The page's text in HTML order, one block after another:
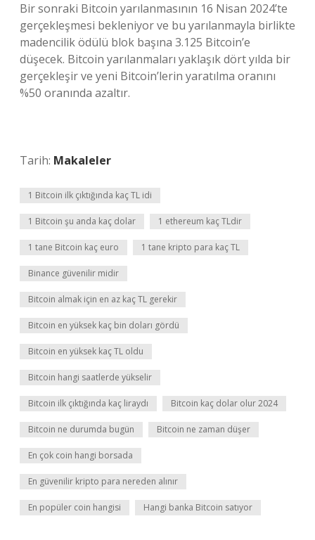
Bir sonraki Bitcoin yarılanmasının 16 Nisan 2024’te
gerçekleşmesi bekleniyor ve bu yarılanmayla birlikte
madencilik ödülü blok başına 3.125 Bitcoin’e
düşecek. Bitcoin yarılanmaları yaklaşık dört yılda bir
gerçekleşir ve yeni Bitcoin’lerin yaratılma oranını
%50 oranında azaltır.
Tarih: Makaleler
1 Bitcoin ilk çıktığında kaç TL idi
1 Bitcoin şu anda kaç dolar 1 ethereum kaç TLdir
1 tane Bitcoin kaç euro 1 tane kripto para kaç TL
Binance güvenilir midir
Bitcoin almak için en az kaç TL gerekir
Bitcoin en yüksek kaç bin doları gördü
Bitcoin en yüksek kaç TL oldu
Bitcoin hangi saatlerde yükselir
Bitcoin ilk çıktığında kaç liraydı Bitcoin kaç dolar olur 2024
Bitcoin ne durumda bugün Bitcoin ne zaman düşer
En çok coin hangi borsada
En güvenilir kripto para nereden alınır
En popüler coin hangisi Hangi banka Bitcoin satıyor